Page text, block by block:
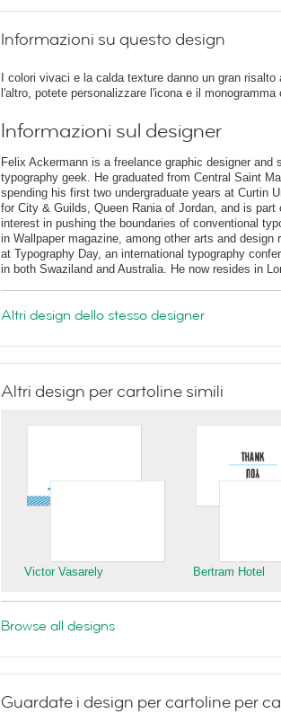
Informazioni su questo design
I colori vivaci e la calda texture danno un gran
l'altro, potete personalizzare l'icona e il
Informazioni sul designer
Felix Ackermann is a freelance graphic designer and
typography geek. He graduated from Central Saint
spending his first two undergraduate years at Curtin
for City & Guilds, Queen Rania of Jordan, and is
interest in pushing the boundaries of conventional
in Wallpaper magazine, among other arts and
at Typography Day, an international typography
in both Swaziland and Australia. He now resides in
Altri design dello stesso designer
Altri design per cartoline simili
Victor Vasarely Bertram Hotel
Browse all designs
Guardate i design per cartoline per